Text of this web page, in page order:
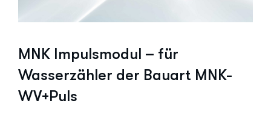
MNK Impulsmodul – für
Wasserzähler der Bauart MNK-
WV+Puls